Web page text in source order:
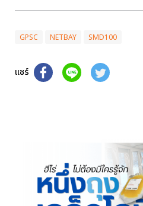
GPSC NETBAY SMD100
แชร์